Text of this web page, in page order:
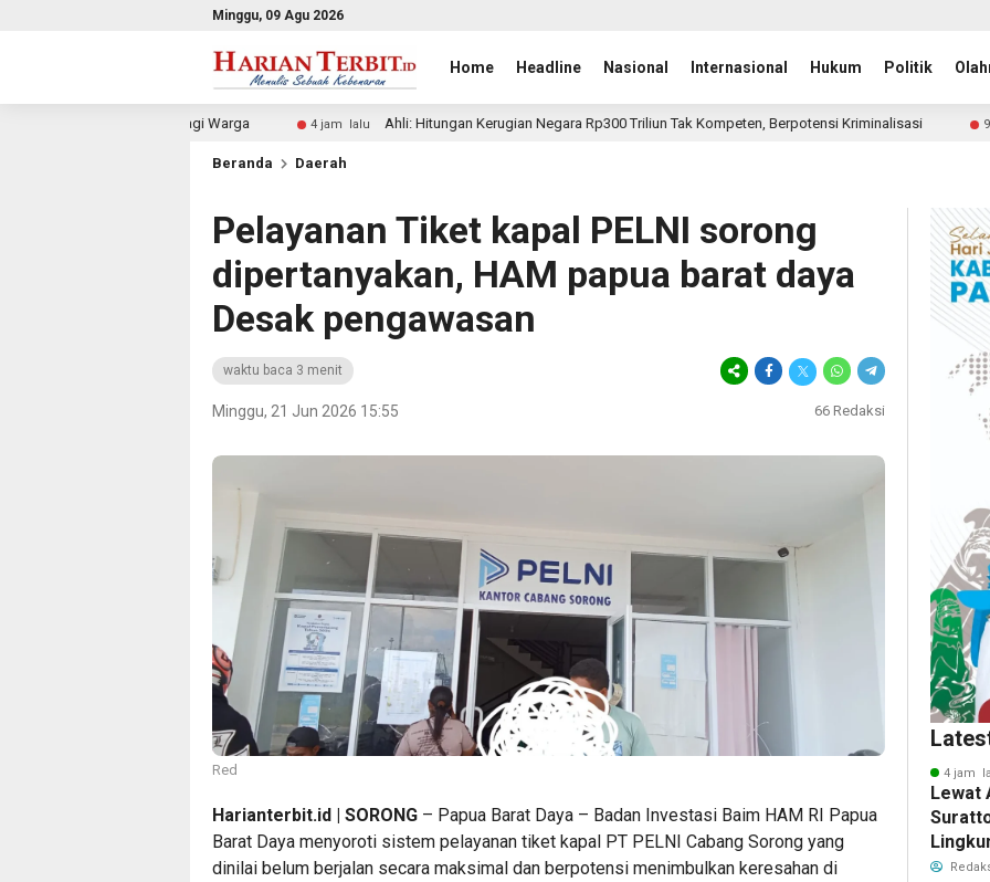
Minggu, 09 Agu 2026
Home Headline Nasional Internasional Hukum Politik
4 jam lalu Ahli: Hitungan Kerugian Negara Rp300 Triliun Tak Kompeten, Berpotensi Kriminalisasi 9 jam lalu Yuliandre
Beranda Daerah
Pelayanan Tiket kapal PELNI sorong
dipertanyakan, HAM papua barat daya
Desak pengawasan
waktu baca 3 menit
Minggu, 21 Jun 2026 15:55 66 Redaksi
Red
Harianterbit.id | SORONG – Papua Barat Daya – Badan Investasi Baim HAM RI Papua
Barat Daya menyoroti sistem pelayanan tiket kapal PT PELNI Cabang Sorong yang
dinilai belum berjalan secara maksimal dan berpotensi menimbulkan keresahan di
4 jam
Lewat